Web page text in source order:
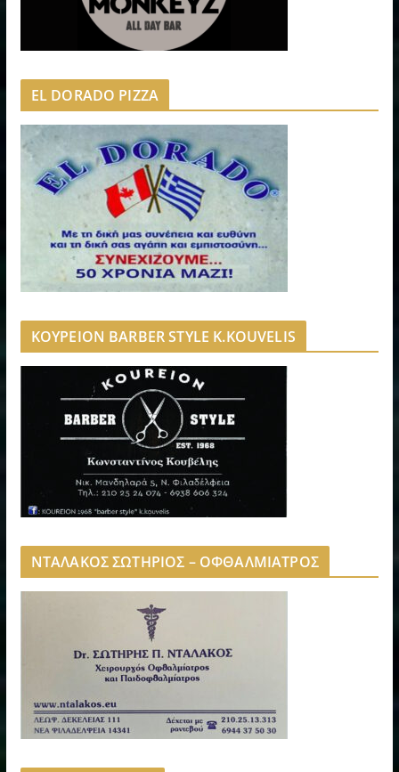
EL DORADO PIZZA
ΚΟΥΡΕΙΟΝ BARBER STYLE K.KOUVELIS
ΝΤΑΛΑΚΟΣ ΣΩΤΗΡΙΟΣ – ΟΦΘΑΛΜΙΑΤΡΟΣ